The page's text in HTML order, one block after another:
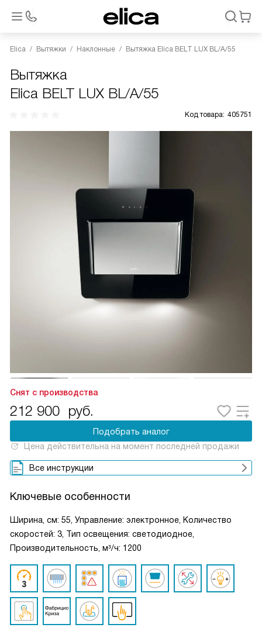
Elica Вытяжки Наклонные Вытяжка Elica BELT LUX BL/A/55
Вытяжка
Elica BELT LUX BL/A/55
Код товара: 405751
Снят с производства
212 900 руб.
Подобрать аналог
Цена действительна на момент последней продажи
Все инструкции
Ключевые особенности
Ширина, см: 55, Управление: электронное, Количество
скоростей: 3, Тип освещения: светодиодное,
Производительность, м³/ч: 1200